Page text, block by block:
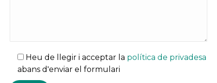
Heu de llegir i acceptar la política de privadesa
abans d'enviar el formulari